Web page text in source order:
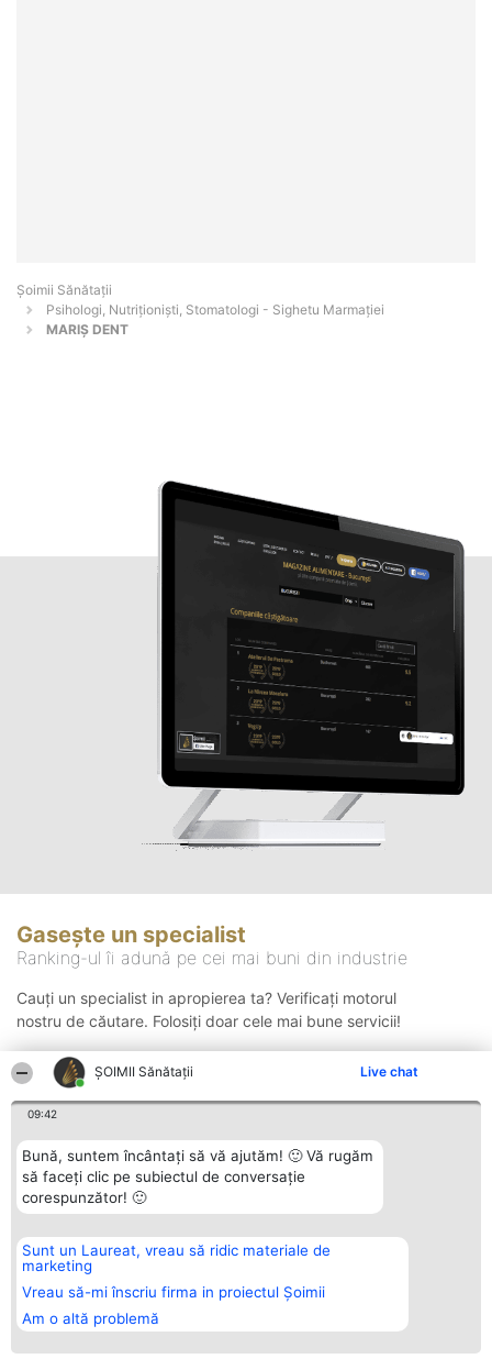
ŞOIMII Sănătații Live chat
09:42
Bună, suntem încântați să vă ajutăm! 🙂 Vă rugăm
să faceți clic pe subiectul de conversație
corespunzător! 🙂
Sunt un Laureat, vreau să ridic materiale de
marketing
Vreau să-mi înscriu firma in proiectul Șoimii
Am o altă problemă
Şoimii Sănătații
Psihologi, Nutriționiști, Stomatologi - Sighetu Marmaţiei
MARIȘ DENT
Gasește un specialist
Ranking-ul îi adună pe cei mai buni din industrie
Cauți un specialist in apropierea ta? Verificați motorul
nostru de căutare. Folosiți doar cele mai bune servicii!
Organizator Ranking
BRIGHT SOLUTIONS BR SRL
Aleea Timisul De Sus 2 Bl. A30
Sc. A Et. 4 Ap. 13 Cod 061952
București
CUI 36737675
Plebiscyt
Lista Tuturor
Laureaților
Statut
Contact